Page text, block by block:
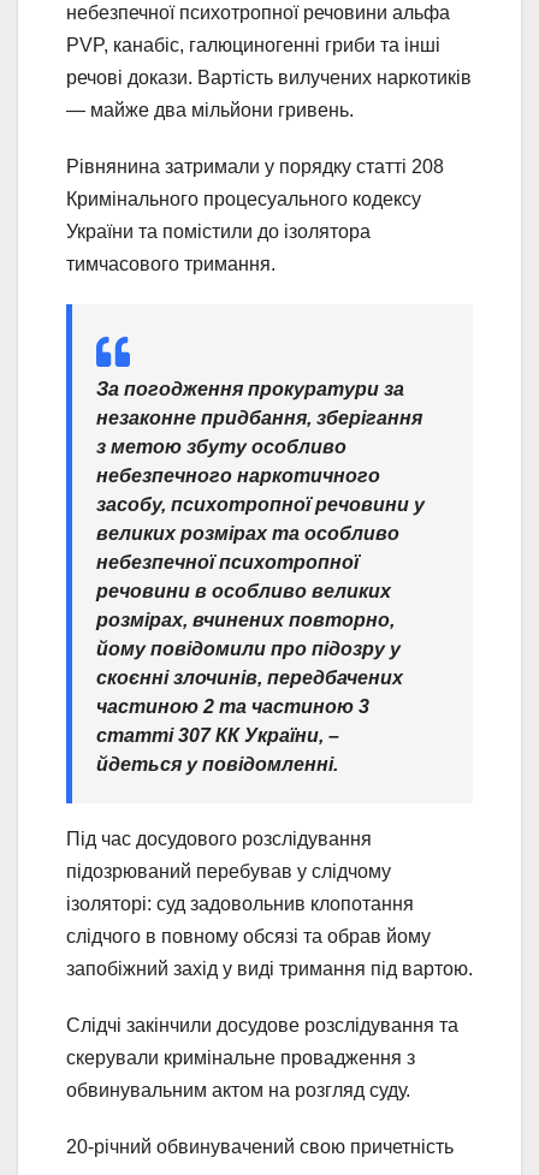
небезпечної психотропної речовини альфа
PVP, канабіс, галюциногенні гриби та інші
речові докази. Вартість вилучених наркотиків
— майже два мільйони гривень.
Рівнянина затримали у порядку статті 208
Кримінального процесуального кодексу
України та помістили до ізолятора
тимчасового тримання.
За погодження прокуратури за
незаконне придбання, зберігання
з метою збуту особливо
небезпечного наркотичного
засобу, психотропної речовини у
великих розмірах та особливо
небезпечної психотропної
речовини в особливо великих
розмірах, вчинених повторно,
йому повідомили про підозру у
скоєнні злочинів, передбачених
частиною 2 та частиною 3
статті 307 КК України, –
йдеться у повідомленні.
Під час досудового розслідування
підозрюваний перебував у слідчому
ізоляторі: суд задовольнив клопотання
слідчого в повному обсязі та обрав йому
запобіжний захід у виді тримання під вартою.
Слідчі закінчили досудове розслідування та
скерували кримінальне провадження з
обвинувальним актом на розгляд суду.
20-річний обвинувачений свою причетність